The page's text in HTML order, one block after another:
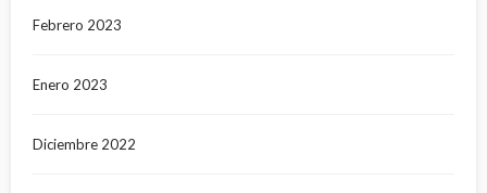
Febrero 2023
Enero 2023
Diciembre 2022